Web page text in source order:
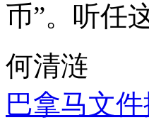
币”。听任
何清涟
巴拿马文